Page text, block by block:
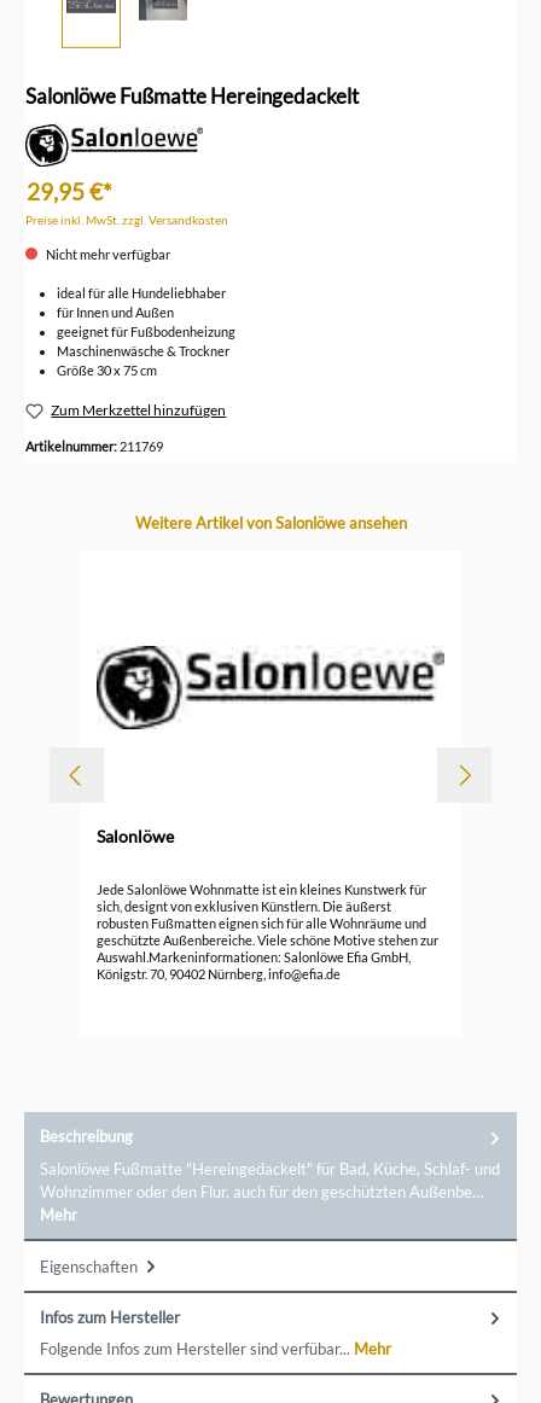
Salonlöwe Fußmatte Hereingedackelt
29,95 €*
Preise inkl. MwSt. zzgl. Versandkosten
Nicht mehr verfügbar
ideal für alle Hundeliebhaber
für Innen und Außen
geeignet für Fußbodenheizung
Maschinenwäsche & Trockner
Größe 30 x 75 cm
Zum Merkzettel hinzufügen
Artikelnummer: 211769
Produktgalerie überspringen
Weitere Artikel von Salonlöwe ansehen
Salonlöwe
Jede Salonlöwe Wohnmatte ist ein kleines Kunstwerk für
sich, designt von exklusiven Künstlern. Die äußerst
robusten Fußmatten eignen sich für alle Wohnräume und
geschützte Außenbereiche. Viele schöne Motive stehen zur
Auswahl.Markeninformationen: Salonlöwe Efia GmbH,
Königstr. 70, 90402 Nürnberg, info@efia.de
Beschreibung
Salonlöwe Fußmatte "Hereingedackelt" für Bad, Küche, Schlaf- und
Wohnzimmer oder den Flur. auch für den geschützten Außenbe…
Mehr
Eigenschaften
Infos zum Hersteller
Folgende Infos zum Hersteller sind verfübar... Mehr